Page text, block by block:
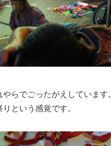
らでごったがえしています。
という感覚です。